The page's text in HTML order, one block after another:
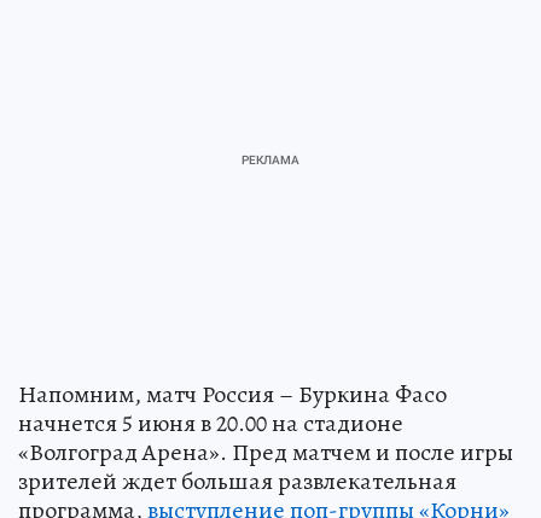
Напомним, матч Россия – Буркина Фасо
начнется 5 июня в 20.00 на стадионе
«Волгоград Арена». Пред матчем и после игры
зрителей ждет большая развлекательная
программа,выступление поп-группы «Корни»